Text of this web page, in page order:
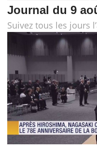
Journal du 9
Suivez tous les jours